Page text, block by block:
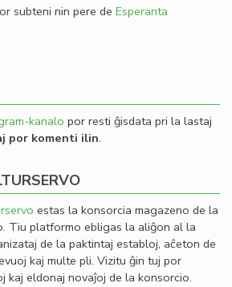
subteni nin pere de Esperanta
kanalo por resti ĝisdata pri la lastaj
por komenti ilin.
estas la konsorcia magazeno de la
Tiu platformo ebligas la aliĝon al la
de la paktintaj establoj, aĉeton de
kaj multe pli. Vizitu ĝin tuj por
kaj eldonaj novaĵoj de la konsorcio.